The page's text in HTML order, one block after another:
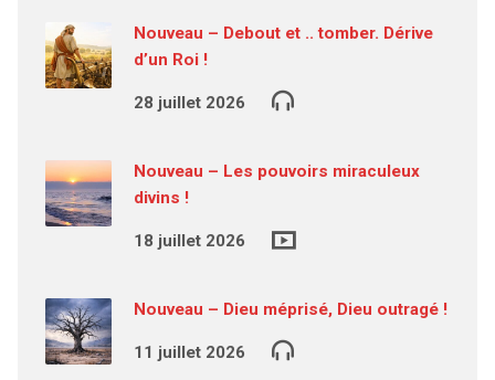
Nouveau – Debout et .. tomber. Dérive
d’un Roi !
28 juillet 2026
Nouveau – Les pouvoirs miraculeux
divins !
18 juillet 2026
Nouveau – Dieu méprisé, Dieu outragé !
11 juillet 2026